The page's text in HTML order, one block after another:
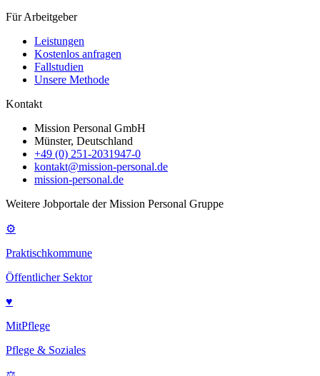
Für Arbeitgeber
Leistungen
Kostenlos anfragen
Fallstudien
Unsere Methode
Kontakt
Mission Personal GmbH
Münster, Deutschland
+49 (0) 251-2031947-0
kontakt@mission-personal.de
mission-personal.de
Weitere Jobportale der Mission Personal Gruppe
⚙
Praktischkommune
Öffentlicher Sektor
♥
MitPflege
Pflege & Soziales